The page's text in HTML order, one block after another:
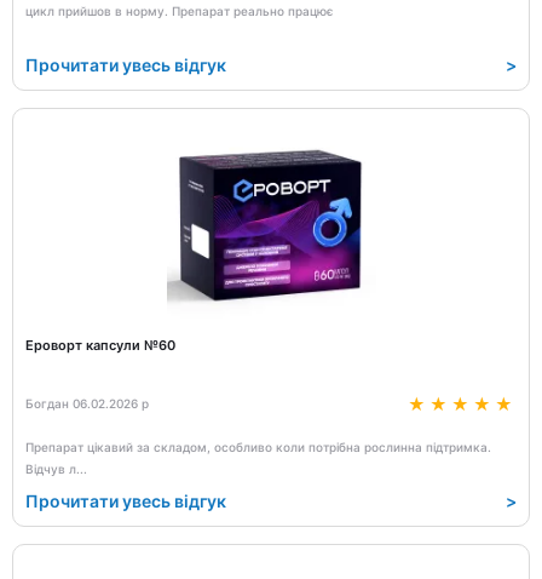
цикл прийшов в норму. Препарат реально працює
Прочитати увесь відгук >
Ероворт капсули №60
Богдан 06.02.2026 р
Препарат цікавий за складом, особливо коли потрібна рослинна підтримка.
Відчув л
Прочитати увесь відгук >